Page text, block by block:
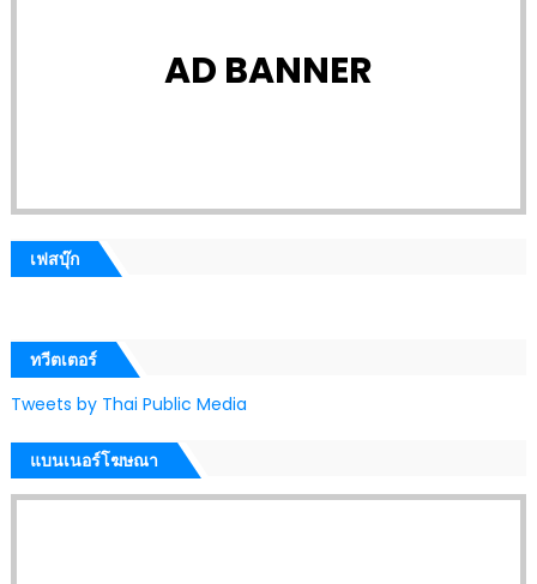
AD BANNER
เฟสบุ๊ก
ทวีตเตอร์
Tweets by Thai Public Media
แบนเนอร์โฆษณา